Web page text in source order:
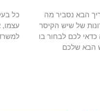
הבא נסביר מה
של שיש הקיסר
כדאי לכם לבחור בו
הבא שלכם
כל
עצמו,